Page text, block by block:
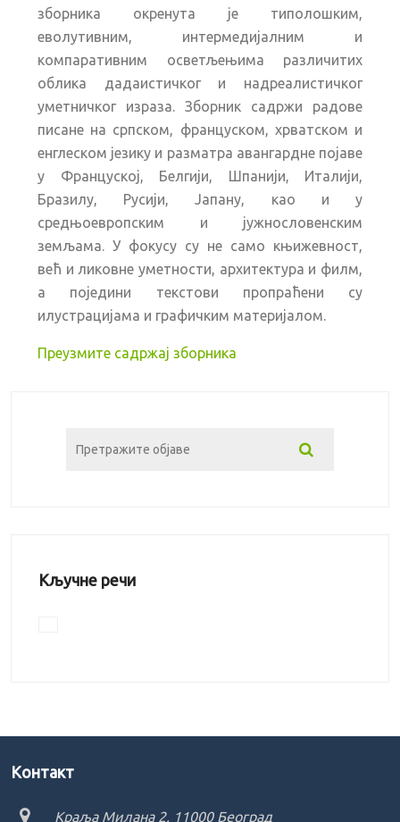
зборника окренута је типолошким,
еволутивним, интермедијалним и
компаративним осветљењима различитих
облика дадаистичког и надреалистичког
уметничког израза. Зборник садржи радове
писане на српском, француском, хрватском и
енглеском језику и разматра авангардне појаве
у Француској, Белгији, Шпанији, Италији,
Бразилу, Русији, Јапану, као и у
средњоевропским и јужнословенским
земљама. У фокусу су не само књижевност,
већ и ликовне уметности, архитектура и филм,
а поједини текстови пропраћени су
илустрацијама и графичким материјалом.
Преузмите садржај зборника
Кључне речи
Kонтакт
Краља Милана 2, 11000 Београд